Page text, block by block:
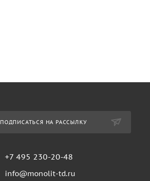
ПОДПИСАТЬСЯ НА РАССЫЛКУ
+7 495 230-20-48
info@monolit-td.ru